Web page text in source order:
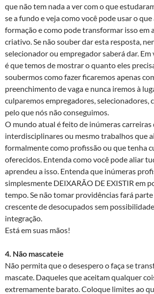
que não tem nada a ver com o que
se a fundo e veja como você pode usar o
formação e como pode transformar isso em
criativo. Se não souber dar esta resposta,
selecionador ou empregador saberá dar. Em
é que temos de mostrar o quanto eles
soubermos como fazer ficaremos apenas
preenchimento de vaga e nunca iremos à
culparemos empregadores, selecionadores,
pelo que nós não conseguimos.
O mundo atual é feito de inúmeras carreiras
interdisciplinares ou mesmo trabalhos que
formalmente como profissão ou que tenha
oferecidos. Entenda como você pode aliar
aprendeu a isso. Entenda que inúmeras
simplesmente DEIXARÃO DE EXISTIR em
tempo. Se não tomar providências fará
crescente de desocupados sem
integração.
Está em suas mãos!
4. Não mascateie
Não permita que o desespero o faça se
mascate. Daqueles que aceitam qualquer
extremamente barato. Coloque limites ao